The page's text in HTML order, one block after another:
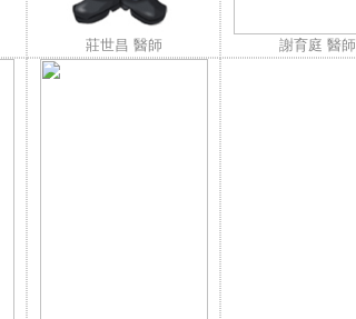
莊世昌 醫師 謝育庭 醫師